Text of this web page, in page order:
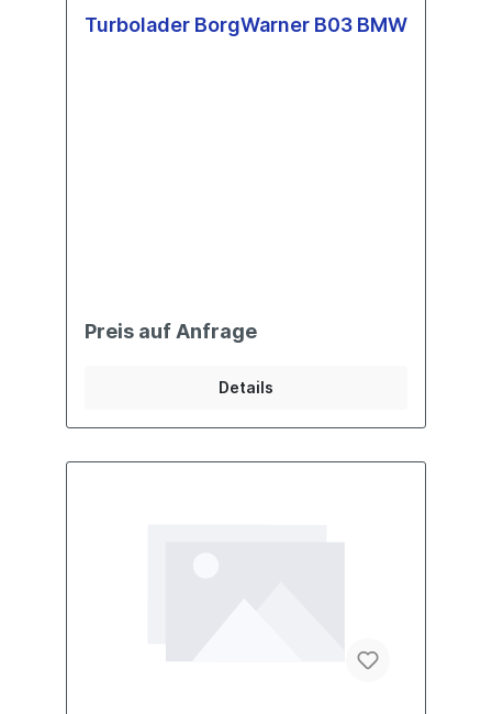
Turbolader BorgWarner B03 BMW
Preis auf Anfrage
Details